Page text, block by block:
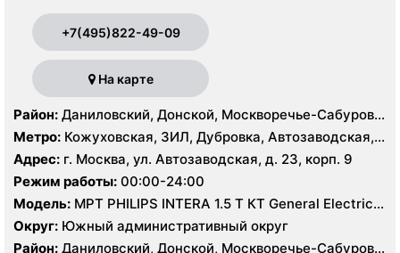
+7(495)822-49-09
На карте
Район: Даниловский, Донской, Москворечье-Сабурово,
Нагатино-Садовники, Нагатинский Затон, Нагорный
Метро: Кожуховская, ЗИЛ, Дубровка, Автозаводская,
Нагатинская, Технопарк, Тульская, Угрешская
Адрес: г. Москва, ул. Автозаводская, д. 23, корп. 9
Режим работы: 00:00-24:00
Модель: МРТ PHILIPS INTERA 1.5 T КТ General Electric
LIGHT SPEED 64 среза
Округ: Южный административный округ
Район: Даниловский, Донской, Москворечье-Сабурово,